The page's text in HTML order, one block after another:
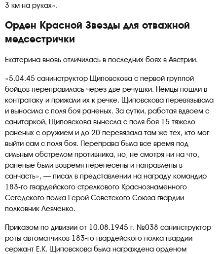
3 км на руках».
Орден Красной Звезды для отважной
медсестрички
Екатерина вновь отличилась в последних боях в Австрии.
«5.04.45 санинструктор Щиповскова с первой группой
бойцов переправилась через две речушки. Немцы пошли в
контратаку и прижали их к речке. Щиповскова перевязывала
и выносила с поля боя раненых. За сутки, работая вдвоем с
санитаркой, Щиповскова вынесла с поля боя 15 тяжело
раненых с оружием и до 20 перевязала там же тех, кто мог
выйти сам с поля боя. Переправа была все время под
сильным обстрелом противника, но, не смотря ни на что,
раненые были вовремя перенесены и направлены в
санчасть», — писал в представлении на награду командир
183-го гвардейского стрелкового Краснознаменного
Сегедского полка Герой Советского Союза гвардии
полковник Левченко.
Приказом по дивизии от 10.08.1945 г. №038 санинструктор
роты автоматчиков 183-го гвардейского полка гвардии
сержант Е.К. Щиповскова была награждена орденом